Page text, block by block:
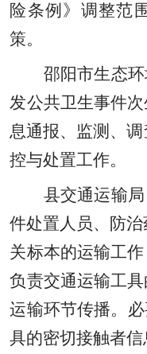
险条例》调整范
策。
邵阳市生态
发公共卫生事件次
息通报、 监测 、调
控与处置工作。
县交通运输
件处置人员、 防
关标本的运输工作
负责交通运输工
运输环节传播。
具的密切接触者信